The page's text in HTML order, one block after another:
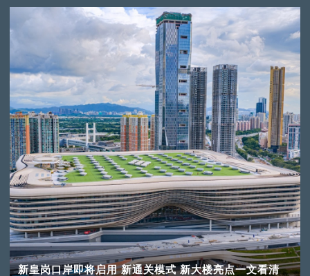
新皇岗口岸即将启用 新通关模式 新大楼亮点一文看清